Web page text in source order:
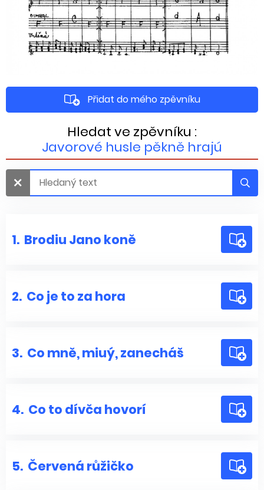
Přidat do mého zpěvníku
Hledat ve zpěvníku :
Javorové husle pěkně hrajú
1. Brodiu Jano koně
2. Co je to za hora
3. Co mně, miuý, zanecháš
4. Co to dívča hovorí
5. Červená růžičko